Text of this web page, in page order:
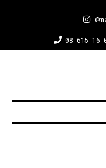
08 615 16